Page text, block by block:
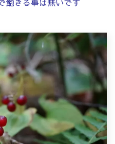
飽きる事は無いです